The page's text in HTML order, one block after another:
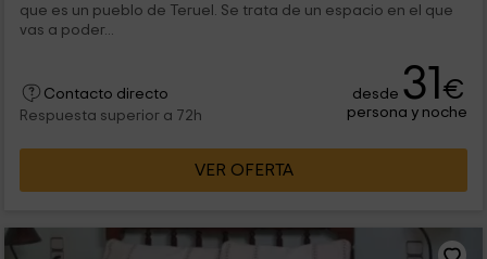
que es un pueblo de Teruel. Se trata de un espacio en el que
vas a poder...
Contacto directo
Respuesta superior a 72h
desde 31€
persona y noche
VER OFERTA